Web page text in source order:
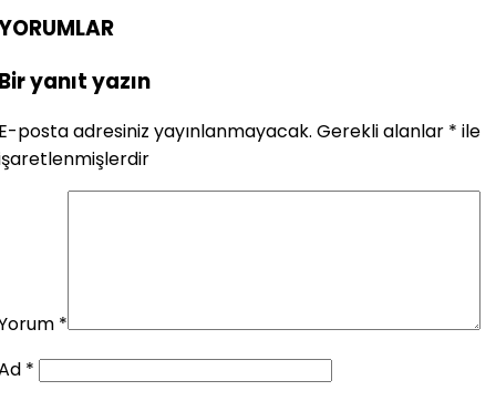
yanıt yazın
posta adresiniz yayınlanmayacak. Gerekli alanlar * ile
*
*